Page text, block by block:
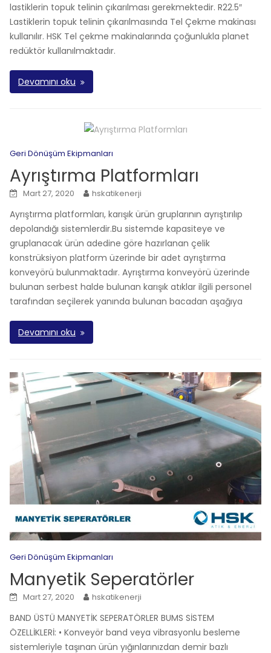
lastiklerin topuk telinin çıkarılması gerekmektedir. R22.5″
Lastiklerin topuk telinin çıkarılmasında Tel Çekme makinası
kullanılır. HSK Tel çekme makinalarında çoğunlukla planet
redüktör kullanılmaktadır.
Devamını oku
Geri Dönüşüm Ekipmanları
Ayrıştırma Platformları
Mart 27, 2020 hskatikenerji
Ayrıştırma platformları, karışık ürün gruplarının ayrıştırılıp
depolandığı sistemlerdir.Bu sistemde kapasiteye ve
gruplanacak ürün adedine göre hazırlanan çelik
konstrüksiyon platform üzerinde bir adet ayrıştırma
konveyörü bulunmaktadır. Ayrıştırma konveyörü üzerinde
bulunan serbest halde bulunan karışık atıklar ilgili personel
tarafından seçilerek yanında bulunan bacadan aşağıya
Devamını oku
Geri Dönüşüm Ekipmanları
Manyetik Seperatörler
Mart 27, 2020 hskatikenerji
BAND ÜSTÜ MANYETİK SEPERATÖRLER BUMS SİSTEM
ÖZELLİKLERİ: • Konveyör band veya vibrasyonlu besleme
sistemleriyle taşınan ürün yığınlarınızdan demir bazlı